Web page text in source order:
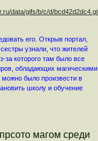
его. Открыв портал,
узнали, что жителей
за которого там было все
обладающих магическими
было произвести в
школу и обучение
магом среди